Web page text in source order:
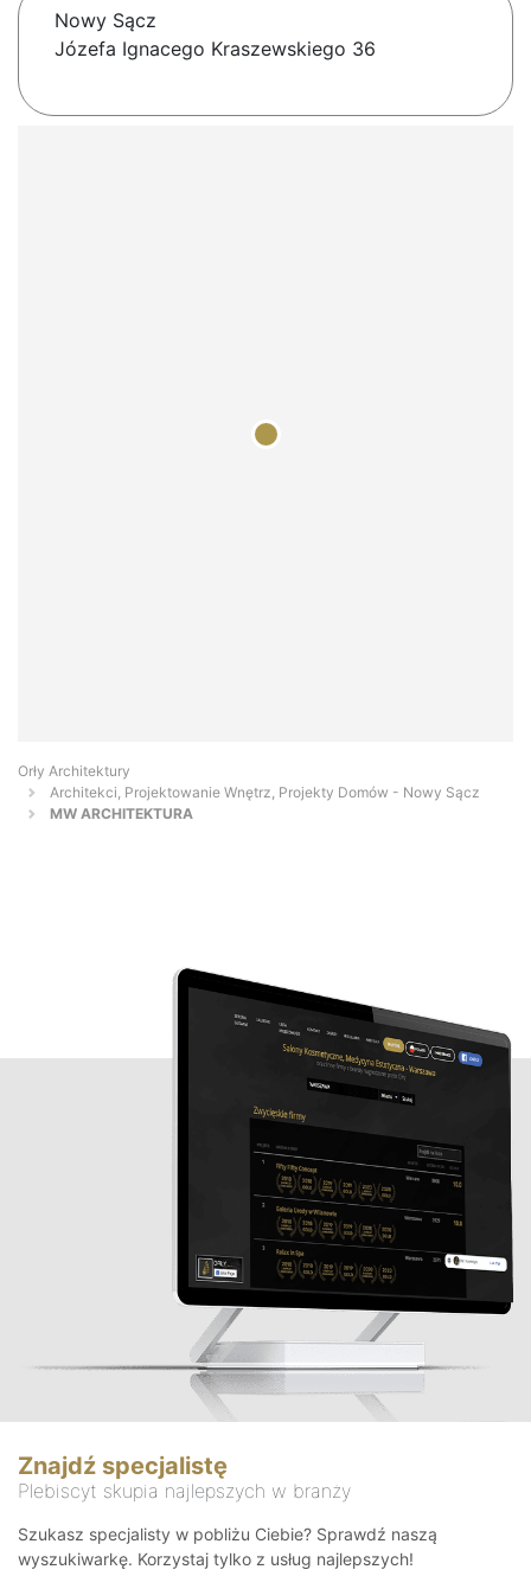
Nowy Sącz
Józefa Ignacego Kraszewskiego 36
Orły Architektury
Architekci, Projektowanie Wnętrz, Projekty Domów - Nowy Sącz
MW ARCHITEKTURA
Znajdź specjalistę
Plebiscyt skupia najlepszych w branży
Szukasz specjalisty w pobliżu Ciebie? Sprawdź naszą
wyszukiwarkę. Korzystaj tylko z usług najlepszych!